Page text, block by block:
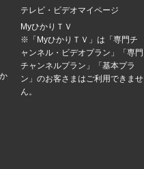
テレビ・ビデオマイページ
MyひかりＴＶ
※「MyひかりＴＶ」は「専門チ
ャンネル・ビデオプラン」「専門
チャンネルプラン」「基本プラ
ン」のお客さまはご利用できませ
ん。